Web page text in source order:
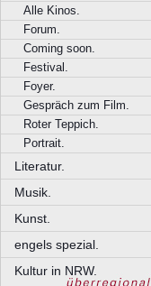
Alle Kinos.
Forum.
Coming soon.
Festival.
Foyer.
Gespräch zum Film.
Roter Teppich.
Portrait.
Literatur.
Musik.
Kunst.
engels spezial.
Kultur in NRW.